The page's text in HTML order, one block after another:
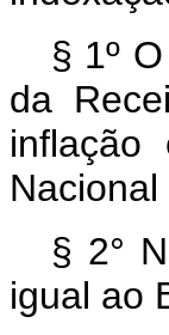
§ 1º
da
§ 2°
igual ao